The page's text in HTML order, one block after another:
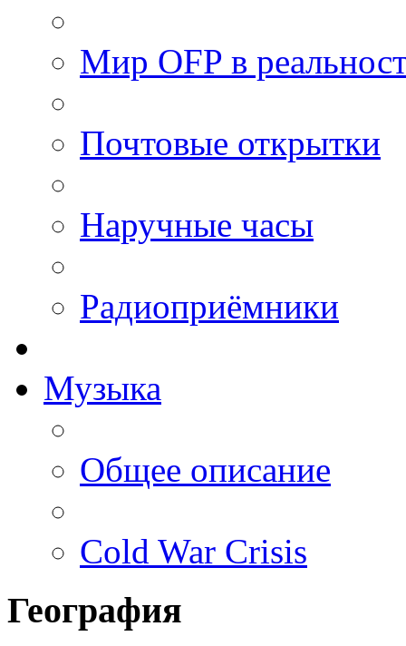
Мир OFP в
Почтовые открытки
Наручные часы
Радиоприёмники
Музыка
Общее описание
Cold War Crisis
География